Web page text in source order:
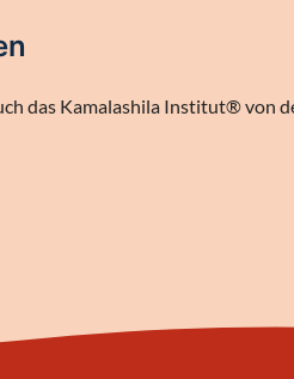
das Kamalashila Institut® von